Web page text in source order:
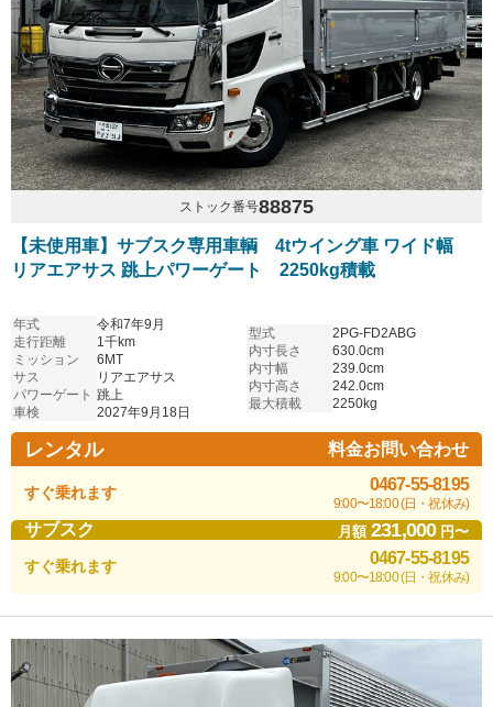
ストック番号88875
【未使用車】サブスク専用車輌 4tウイング車 ワイド幅
リアエアサス 跳上パワーゲート 2250kg積載
年式
令和7年9月
走行距離
1千km
ミッション
6MT
サス
リアエアサス
パワーゲート 跳上
車検
2027年9月18日
型式
2PG-FD2ABG
内寸長さ
630.0cm
内寸幅
239.0cm
内寸高さ
242.0cm
最大積載
2250kg
レンタル 料金お問い合わせ
すぐ乗れます 0467-55-8195
9:00〜18:00 (日・祝休み)
サブスク 月額231,000円〜
すぐ乗れます 0467-55-8195
9:00〜18:00 (日・祝休み)